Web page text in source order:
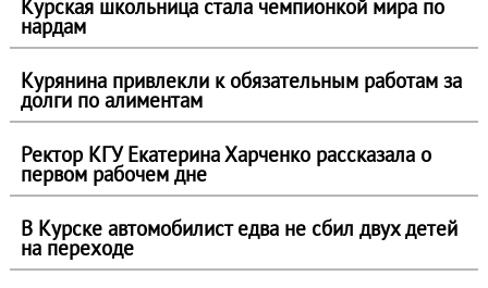
Курская школьница стала чемпионкой мира по
нардам
Курянина привлекли к обязательным работам за
долги по алиментам
Ректор КГУ Екатерина Харченко рассказала о
первом рабочем дне
В Курске автомобилист едва не сбил двух детей
на переходе